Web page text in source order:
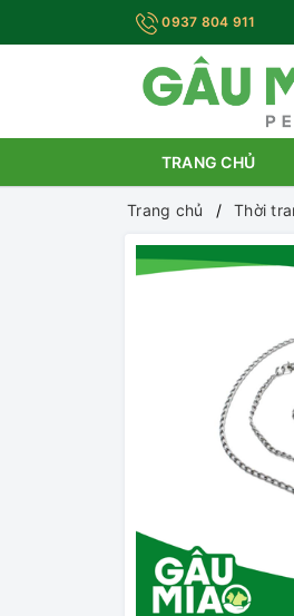
0937 804 911
TRANG CHỦ
Trang chủ Thời